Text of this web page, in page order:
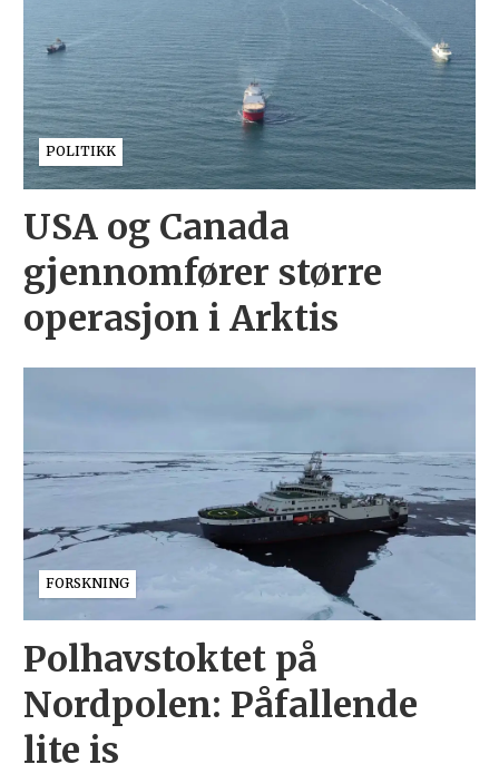
POLITIKK
USA og Canada
gjennomfører større
operasjon i Arktis
FORSKNING
Polhavstoktet på
Nordpolen: Påfallende
lite is